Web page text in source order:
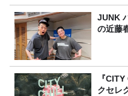
JUNK バナナマン「約３か月ぶりに登場
の近藤
『
クセレ